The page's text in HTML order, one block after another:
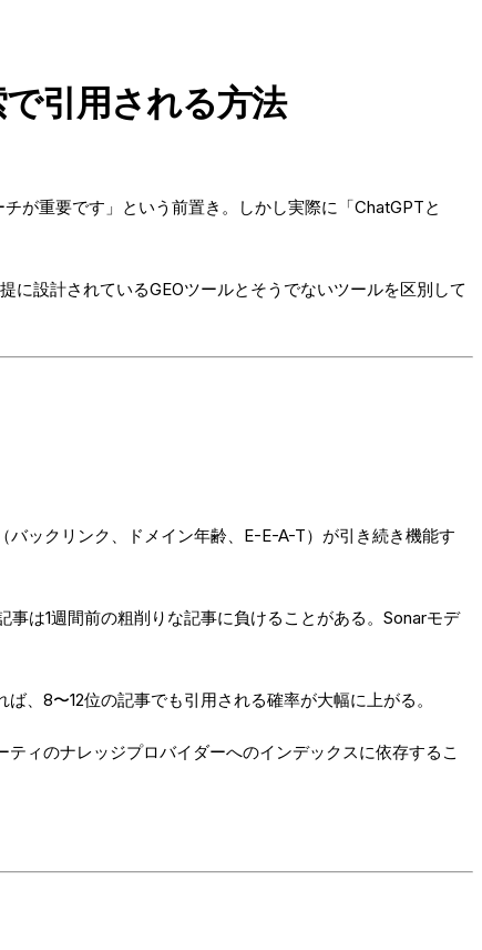
引用される方法
が重要です」という前置き。しかし実際に「ChatGPTと
に設計されているGEOツールとそうでないツールを区別して
ックリンク、ドメイン年齢、E-E-A-T）が引き続き機能す
は1週間前の粗削りな記事に負けることがある。Sonarモデ
、8〜12位の記事でも引用される確率が大幅に上がる。
ィのナレッジプロバイダーへのインデックスに依存するこ